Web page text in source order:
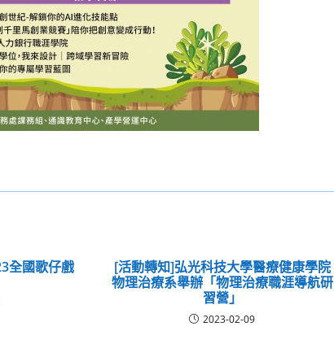
全國歌仔戲
[活動轉知]弘光科技大學醫療健康學院
物理治療系舉辦「物理治療職涯導航研
習營」
2023-02-09